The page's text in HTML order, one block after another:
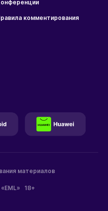
комментирования
18+
материалов